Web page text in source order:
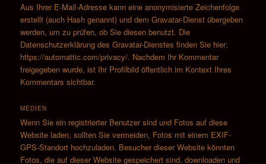
Aus Ihrer E-Mail-Adresse kann eine anonymisierte Zeichenfolge
erstellt (auch Hash genannt) und dem Gravatar-Dienst übergeben
werden, um zu prüfen, ob Sie diesen benutzt. Die
Datenschutzerklärung des Gravatar-Dienstes finden Sie hier:
https://automattic.com/privacy/. Nachdem Ihr Kommentar
freigegeben wurde, ist Ihr Profilbild öffentlich im Kontext Ihres
Kommentars sichtbar.
MEDIEN
Wenn Sie ein registrierter Benutzer sind und Fotos auf diese
Website laden, sollten Sie vermeiden, Fotos mit einem EXIF-
GPS-Standort hochzuladen. Besucher dieser Website könnten
Fotos, die auf dieser Website gespeichert sind, downloaden und